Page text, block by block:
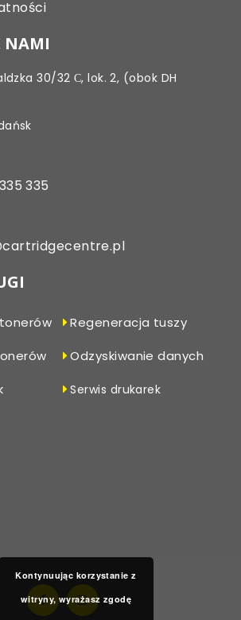
NAMI
30/32 С, lok. 2, (obok DH
335
Regeneracja tuszy
Odzyskiwanie danych
Serwis drukarek
Kontynuując korzystanie z
witryny, wyrażasz zgodę